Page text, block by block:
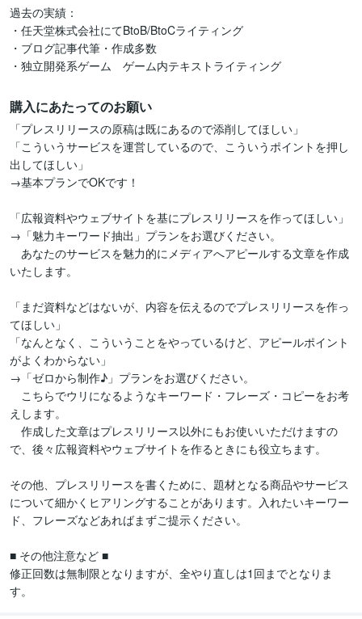
過去の実績：
・任天堂株式会社にてBtoB/BtoCライティング
・ブログ記事代筆・作成多数
・独立開発系ゲーム　ゲーム内テキストライティング
購入にあたってのお願い
「プレスリリースの原稿は既にあるので添削してほしい」
「こういうサービスを運営しているので、こういうポイントを押し
出してほしい」
→基本プランでOKです！
「広報資料やウェブサイトを基にプレスリリースを作ってほしい」
→「魅力キーワード抽出」プランをお選びください。
あなたのサービスを魅力的にメディアへアピールする文章を作成
いたします。
「まだ資料などはないが、内容を伝えるのでプレスリリースを作っ
てほしい」
「なんとなく、こういうことをやっているけど、アピールポイント
がよくわからない」
→「ゼロから制作♪」プランをお選びください。
こちらでウリになるようなキーワード・フレーズ・コピーをお考
えします。
作成した文章はプレスリリース以外にもお使いいただけますの
で、後々広報資料やウェブサイトを作るときにも役立ちます。
その他、プレスリリースを書くために、題材となる商品やサービス
について細かくヒアリングすることがあります。入れたいキーワー
ド、フレーズなどあればまずご提示ください。
■ その他注意など ■
修正回数は無制限となりますが、全やり直しは1回までとなりま